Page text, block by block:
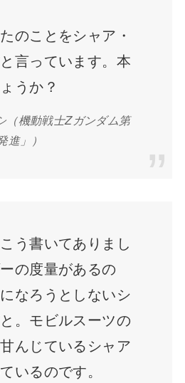
のことをシャア・
言っています。本
うか？
（機動戦士Zガンダム第
進」）
う書いてありまし
の度量があるの
なろうとしないシ
。モビルスーツの
んじているシャア
いるのです。